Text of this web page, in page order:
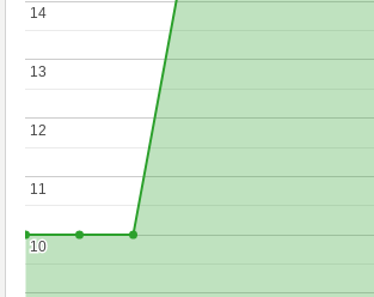
10
10
11
11
12
12
13
13
14
14